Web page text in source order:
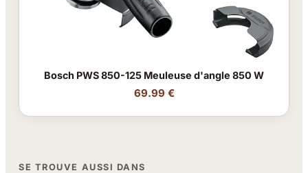
Bosch PWS 850-125 Meuleuse d'angle 850 W
69.99 €
SE TROUVE AUSSI DANS